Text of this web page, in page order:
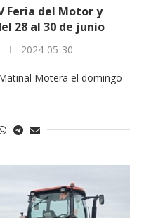
Feria del Motor y
28 al 30 de junio
2024-05-30
Motera el domingo